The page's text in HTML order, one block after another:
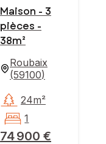
Maison - 3
pièces -
38m²
Roubaix
(59100)
74 900 €
24m²
1